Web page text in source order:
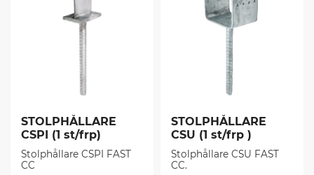
STOLPHÅLLARE
CSPI (1 st/frp)
Stolphållare CSPI FAST
CC
STOLPHÅLLARE
CSU (1 st/frp )
Stolphållare CSU FAST
CC.